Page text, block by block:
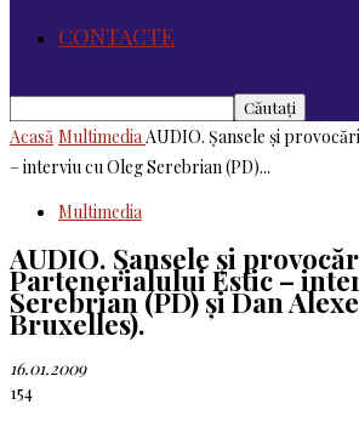
CONTACTE
Acasă MultimediaAUDIO. Șansele și
– interviu cu Oleg Serebrian (PD)...
Multimedia
AUDIO. Șansele și
Partenerialului Estic –
Serebrian (PD) și Dan
Bruxelles).
16.01.2009
154